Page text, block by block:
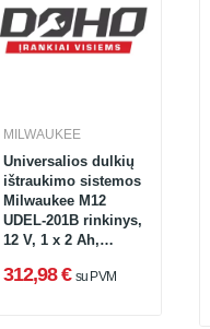
MILWAUKEE
Universalios dulkių
ištraukimo sistemos
Milwaukee M12
UDEL-201B rinkinys,
12 V, 1 x 2 Ah,
312,98 € su PVM